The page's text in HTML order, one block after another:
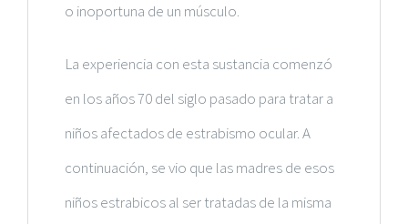
o inoportuna de un músculo.
La experiencia con esta sustancia comenzó
en los años 70 del siglo pasado para tratar a
niños afectados de estrabismo ocular. A
continuación, se vio que las madres de esos
niños estrabicos al ser tratadas de la misma